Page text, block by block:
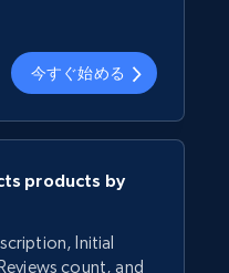
今すぐ始める
products by
Initial
count, and